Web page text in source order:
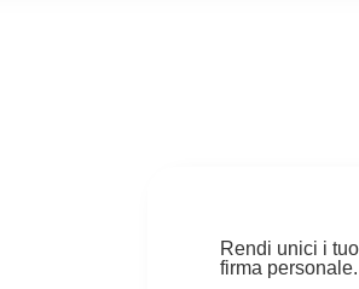
Rendi unici i
firma personale.